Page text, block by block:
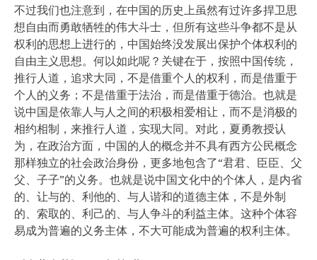
不过我们也注意到，在中国的历史上虽然有过许多捍卫思
想自由而勇敢牺牲的伟大斗士，但所有这些斗争都不是从
权利的思想上进行的，中国始终没发展出保护个体权利的
自由主义思想。何以如此呢？关键在于，按照中国传统，
推行人道，追求大同，不是借重个人的权利，而是借重于
个人的义务；不是借重于法治，而是借重于德治。也就是
说中国是依靠人与人之间的积极相爱相让，而不是消极的
相约相制，来推行人道，实现大同。对此，夏勇教授认
为，在政治方面，中国的人的概念并不具有西方公民概念
那样独立的社会政治身份，更多地包含了“君君、臣臣、父
父、子子”的义务。也就是说中国文化中的个体人，是内省
的、让与的、利他的、与人谐和的道德主体，不是外制
的、索取的、利己的、与人争斗的利益主体。这种个体容
易成为普遍的义务主体，不大可能成为普遍的权利主体。